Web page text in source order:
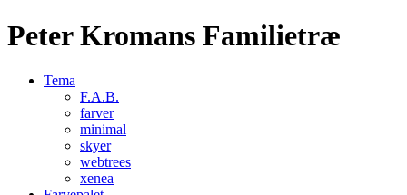
Peter Kromans Familietræ
Tema
F.A.B.
farver
minimal
skyer
webtrees
xenea